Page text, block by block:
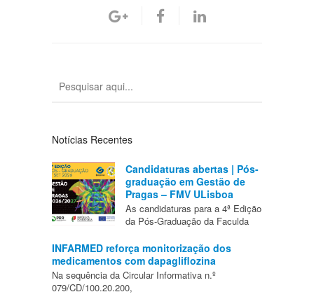
Notícias Recentes
Candidaturas abertas | Pós-
graduação em Gestão de
Pragas – FMV ULisboa
As candidaturas para a 4ª Edição
da Pós-Graduação da Faculda
INFARMED reforça monitorização dos
medicamentos com dapagliflozina
Na sequência da Circular Informativa n.º
079/CD/100.20.200,